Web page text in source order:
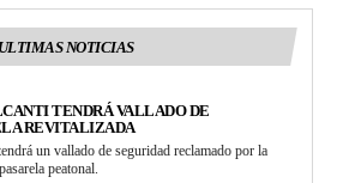
ULTIMAS NOTICIAS
TENDRÁ VALLADO DE
REVITALIZADA
un vallado de seguridad reclamado por la
peatonal.